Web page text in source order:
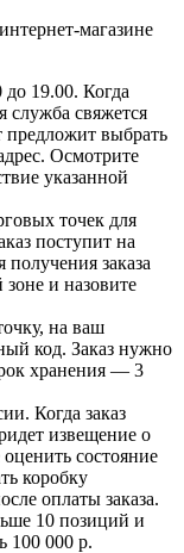
магазине
до 19.00. Когда
служба свяжется
предложит выбрать
Осмотрите
указанной
точек для
поступит на
заказа
зоне и назовите
на ваш
код. Заказ нужно
хранения — 3
Когда заказ
извещение о
состояние
коробку
оплаты заказа.
10 позиций и
100 000 р.